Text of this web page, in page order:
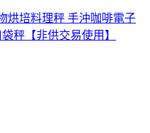
烘培料理秤 手沖咖啡電子
秤【非供交易使用】